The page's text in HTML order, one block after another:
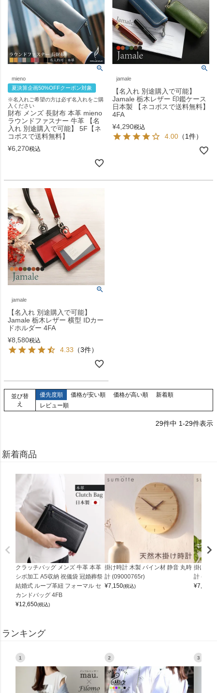
mieno
夏決算企画50%OFFクーポン対象
※名入れご希望の方は必ず名入れをご購
入ください
財布 メンズ 長財布 本革 mieno
ラウンドファスナー 牛革 【名
入れ 別途購入で可能】 5F【ネ
コポスで送料無料】
¥6,270税込
jamale
【名入れ 別途購入で可能】
Jamale 栃木レザー 印鑑ケース
日本製 【ネコポスで送料無料】
4FA
¥4,290税込
4.00 （1件）
jamale
【名入れ 別途購入で可能】
Jamale 栃木レザー 横型 IDカー
ドホルダー 4FA
¥8,580税込
4.33 （3件）
並び替
え
優先度順 価格が安い順 価格が高い順
新着順
レビュー順
29件中 1-29件表示
新着商品
クラッチバッグ メンズ 牛革 本革
シボ加工 A5収納 祝儀袋 冠婚葬祭
結婚式 ループ革紐 フォーマル セ
カンドバッグ 4FB
¥12,650(税込)
掛け時計 木製 パイン材 静音 丸時
計 (09000765r)
¥7,150(税込)
掛け時
計
¥7,150
ランキング
1 2 3